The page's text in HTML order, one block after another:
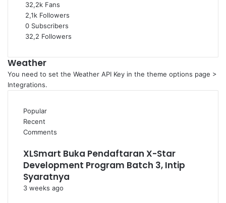
32,2k Fans
2,1k Followers
0 Subscribers
32,2 Followers
Weather
You need to set the Weather API Key in the theme options page >
Integrations.
Popular
Recent
Comments
XLSmart Buka Pendaftaran X-Star
Development Program Batch 3, Intip
Syaratnya
3 weeks ago